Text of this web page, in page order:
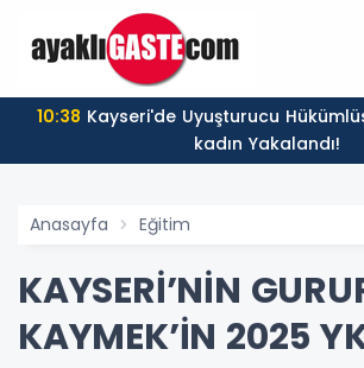
10:38
kadın Yakalandı!
Anasayfa Eğitim
KAYSERİ’NİN
KAYMEK’İN 2025